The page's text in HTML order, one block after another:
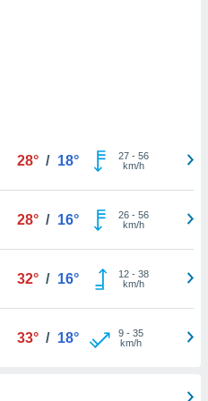
28° / 18° 27- 56
km/h
28° / 16° 26- 56
km/h
32° / 16° 12- 38
km/h
33° / 18° 9- 35
km/h